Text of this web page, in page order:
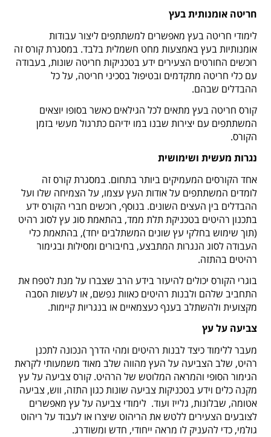
חריטה אומנותית בעץ
לימודי חריטה בעץ מאפשרים למשתתפים ליצור עבודות
אומנותיות בעץ באמצעות מחט חשמלית בלבד. במסגרת קורס זה
רוכשים החורטים הצעירים ידע בטכניקות חריטה שונות, בעבודה
עם כלי חריטה מתקדמים ובטיפול בסכיני חריטה, על כל
ההבדלים שבהם.
קורס חריטה בעץ מתאים לכל הגילאים כאשר בסופו יוצאים
המשתתפים עם יצירות שבנו במו ידיהם כתרגול מעשי בזמן
הקורס.
נגרות מעשית ושימושית
אחד הקורסים המעמיקים ביותר בתחום. במסגרת קורס זה
לומדים המשתתפים על אודות העץ עצמו, על הצמיחה שלו ועל
ההבדלים בין העצים השונים. בנוסף, רוכשים חברי הקורס ידע
בתכנון רהיטים בטכניקת תלת ממד, בהתאמת סוג עץ לסוג רהיט
(תוך שימוש בחלקי עץ שונים המשתלבים יחד), בהתאמת כלי
העבודה לסוג הנגרות המתבצע, בחיבורים ומסילות ובגימור
רהיטים בהתזה.
בוגרי הקורס יכולים להיעזר בידע הרב שצברו על מנת לטפח את
התחביב שלהם ולבנות רהיטים כאוות נפשם, או לעשות הסבה
מקצועית ולהשתלב בענף כעצמאיים או בנגריות קיימות.
צביעה על עץ
מעבר ללימוד כיצד לבנות רהיטים ומהי הדרך הנכונה לתכנן
רהיט, שלב הצביעה על העץ מהווה שלב מאוד משמעותי לקראת
הגימור הסופי והמראה המלוטש של הרהיט. קורס צביעה על עץ
מקנה כלים וידע בטכניקות צביעה שונות כגון התזה, ווש, צביעה
אטומה, שבלונות, גלייז ועוד. לימודי צביעה על עץ מאפשרים
לצובעים הצעירים ללטש את הריהוט שיצרו או לעבוד על ריהוט
גולמי, כדי להעניק לו מראה ייחודי, חדש ומשודרג.